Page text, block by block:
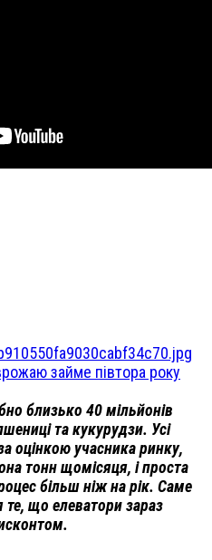
займе півтора року
близько 40 мільйонів
та кукурудзи. Усі
оцінкою учасника ринку,
тонн щомісяця, і проста
більш ніж на рік. Саме
що елеватори зараз